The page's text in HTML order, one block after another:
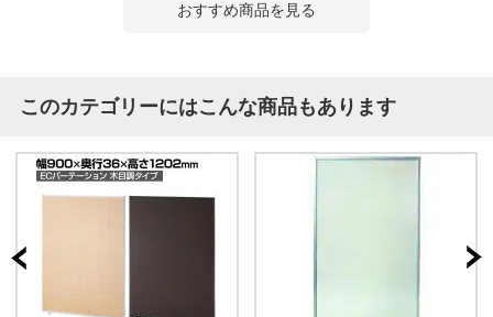
おすすめ商品を見る
このカテゴリーにはこんな商品もあります